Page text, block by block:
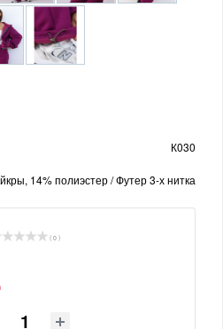
К030
14% полиэстер / Футер 3-х нитка
( 0 )